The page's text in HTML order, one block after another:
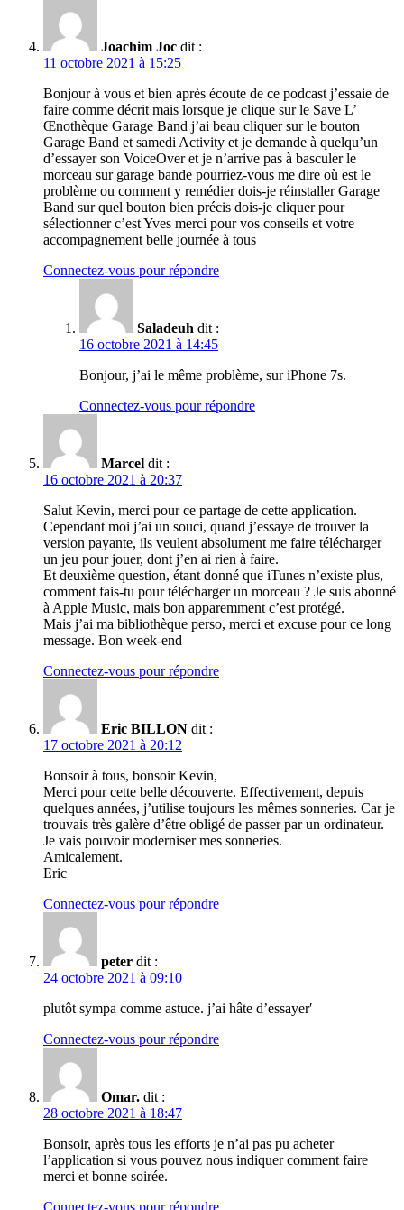
Joachim Joc dit :
11 octobre 2021 à 15:25
Bonjour à vous et bien après écoute de ce podcast j’essaie de
faire comme décrit mais lorsque je clique sur le Save L’
Œnothèque Garage Band j’ai beau cliquer sur le bouton
Garage Band et samedi Activity et je demande à quelqu’un
d’essayer son VoiceOver et je n’arrive pas à basculer le
morceau sur garage bande pourriez-vous me dire où est le
problème ou comment y remédier dois-je réinstaller Garage
Band sur quel bouton bien précis dois-je cliquer pour
sélectionner c’est Yves merci pour vos conseils et votre
accompagnement belle journée à tous
Connectez-vous pour répondre
Saladeuh dit :
16 octobre 2021 à 14:45
Bonjour, j’ai le même problème, sur iPhone 7s.
Connectez-vous pour répondre
Marcel dit :
16 octobre 2021 à 20:37
Salut Kevin, merci pour ce partage de cette application.
Cependant moi j’ai un souci, quand j’essaye de trouver la
version payante, ils veulent absolument me faire télécharger
un jeu pour jouer, dont j’en ai rien à faire.
Et deuxième question, étant donné que iTunes n’existe plus,
comment fais-tu pour télécharger un morceau ? Je suis abonné
à Apple Music, mais bon apparemment c’est protégé.
Mais j’ai ma bibliothèque perso, merci et excuse pour ce long
message. Bon week-end
Connectez-vous pour répondre
Eric BILLON dit :
17 octobre 2021 à 20:12
Bonsoir à tous, bonsoir Kevin,
Merci pour cette belle découverte. Effectivement, depuis
quelques années, j’utilise toujours les mêmes sonneries. Car je
trouvais très galère d’être obligé de passer par un ordinateur.
Je vais pouvoir moderniser mes sonneries.
Amicalement.
Eric
Connectez-vous pour répondre
peter dit :
24 octobre 2021 à 09:10
plutôt sympa comme astuce. j’ai hâte d’essayer′
Connectez-vous pour répondre
Omar. dit :
28 octobre 2021 à 18:47
Bonsoir, après tous les efforts je n’ai pas pu acheter
l’application si vous pouvez nous indiquer comment faire
merci et bonne soirée.